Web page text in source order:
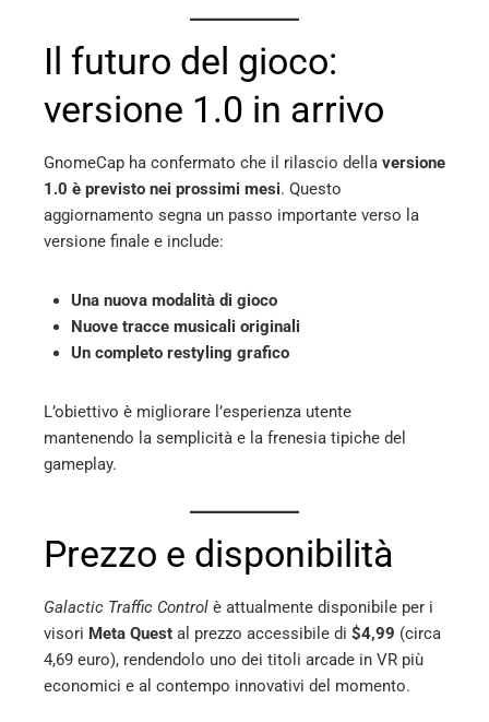
Il futuro del gioco:
versione 1.0 in arrivo
GnomeCap ha confermato che il rilascio della versione
1.0 è previsto nei prossimi mesi. Questo
aggiornamento segna un passo importante verso la
versione finale e include:
Una nuova modalità di gioco
Nuove tracce musicali originali
Un completo restyling grafico
L’obiettivo è migliorare l’esperienza utente
mantenendo la semplicità e la frenesia tipiche del
gameplay.
Prezzo e disponibilità
Galactic Traffic Control è attualmente disponibile per i
visori Meta Quest al prezzo accessibile di $4,99 (circa
4,69 euro), rendendolo uno dei titoli arcade in VR più
economici e al contempo innovativi del momento.